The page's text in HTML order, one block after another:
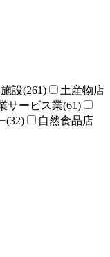
設(261)
土産物店
サービス業(61)
(32)
自然食品店